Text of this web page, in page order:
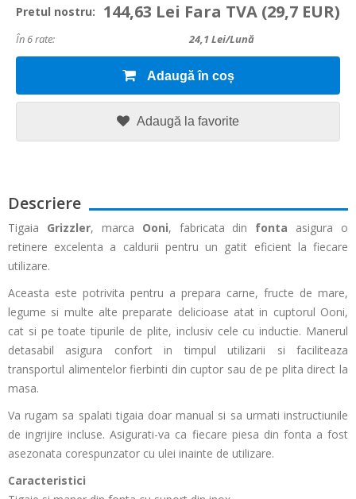
Pretul nostru: 144,63 Lei Fara TVA (29,7 EUR)
În 6 rate: 24,1Lei/lună
Adaugă în coș
Adaugă la favorite
Descriere
Tigaia Grizzler, marca Ooni, fabricata din fonta asigura o
retinere excelenta a caldurii pentru un gatit eficient la fiecare
utilizare.
Aceasta este potrivita pentru a prepara carne, fructe de mare,
legume si multe alte preparate delicioase atat in cuptorul Ooni,
cat si pe toate tipurile de plite, inclusiv cele cu inductie. Manerul
detasabil asigura confort in timpul utilizarii si faciliteaza
transportul alimentelor fierbinti din cuptor sau de pe plita direct la
masa.
Va rugam sa spalati tigaia doar manual si sa urmati instructiunile
de ingrijire incluse. Asigurati-va ca fiecare piesa din fonta a fost
asezonata corespunzator cu ulei inainte de utilizare.
Caracteristici